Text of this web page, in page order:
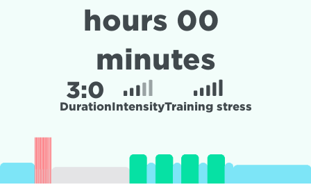
hours 00
minutes
3:0
DurationIntensityTraining stress